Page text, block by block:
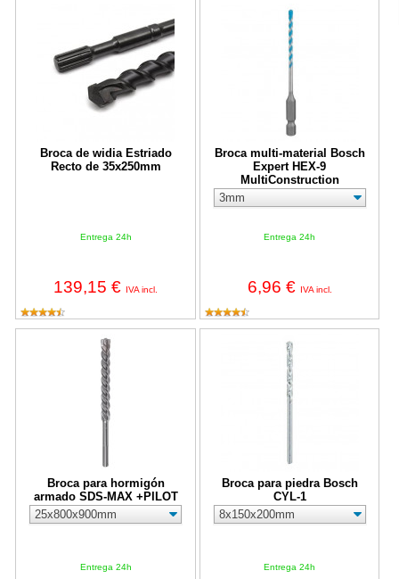
Broca de widia Estriado
Recto de 35x250mm
Entrega 24h
139,15 € IVA incl.
Broca multi-material Bosch
Expert HEX-9
MultiConstruction
Entrega 24h
6,96 € IVA incl.
Broca multi-material Bosch
Broca para hormigón
armado SDS-MAX +PILOT
Entrega 24h
Broca para hormigón armado SDS-MAX +PILOT
Broca para piedra Bosch
CYL-1
Entrega 24h
Broca para piedra Bosch CYL-1